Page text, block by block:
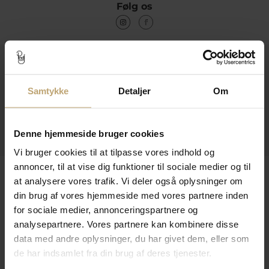
Samtykke Detaljer Om
Denne hjemmeside bruger cookies
Vi bruger cookies til at tilpasse vores indhold og
annoncer, til at vise dig funktioner til sociale medier og til
at analysere vores trafik. Vi deler også oplysninger om
din brug af vores hjemmeside med vores partnere inden
for sociale medier, annonceringspartnere og
analysepartnere. Vores partnere kan kombinere disse
data med andre oplysninger, du har givet dem, eller som
de har indsamlet fra din brug af deres tjenester.
Følg os
Kontakt
Åbningstider I Butikken
Information
Praktiske Sider
Leveringsmuligheder
Betalingsmuligheder